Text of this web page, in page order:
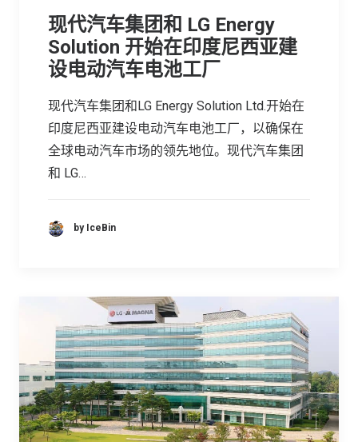
现代汽车集团和 LG Energy
Solution 开始在印度尼西亚建
设电动汽车电池工厂
现代汽车集团和LG Energy Solution Ltd.开始在
印度尼西亚建设电动汽车电池工厂，以确保在
全球电动汽车市场的领先地位。现代汽车集团
和 LG…
by IceBin